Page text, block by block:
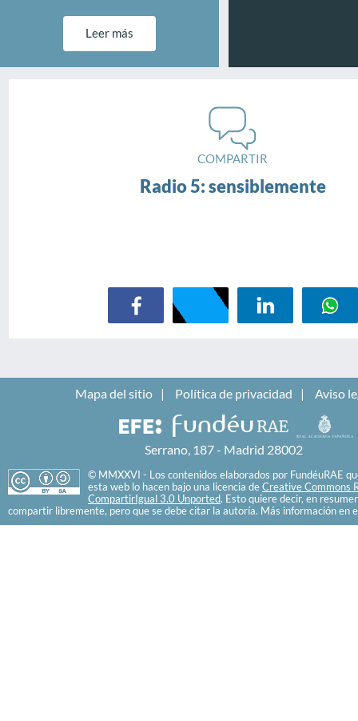
Leer más
COMPARTIR
Radio 5: sensiblemente
Mapa del sitio Política de privacidad Aviso
Serrano, 187 - Madrid 28002
© MMXXVI - Los contenidos elaborados por FundéuRAE
esta web lo hacen bajo una licencia de Creative Commons
CompartirIgual 3.0 Unported. Esto quiere decir, en
compartir libremente, pero que se debe citar la autoría. Más información en